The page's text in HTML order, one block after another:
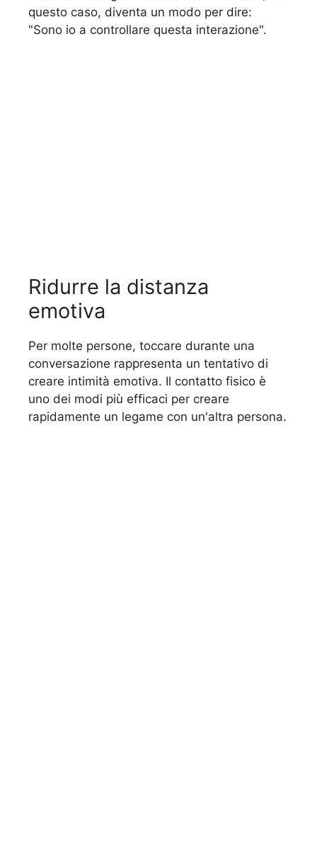
questo caso, diventa un modo per dire:
"Sono io a controllare questa interazione".
Ridurre la distanza
emotiva
Per molte persone, toccare durante una
conversazione rappresenta un tentativo di
creare intimità emotiva. Il contatto fisico è
uno dei modi più efficaci per creare
rapidamente un legame con un'altra persona.